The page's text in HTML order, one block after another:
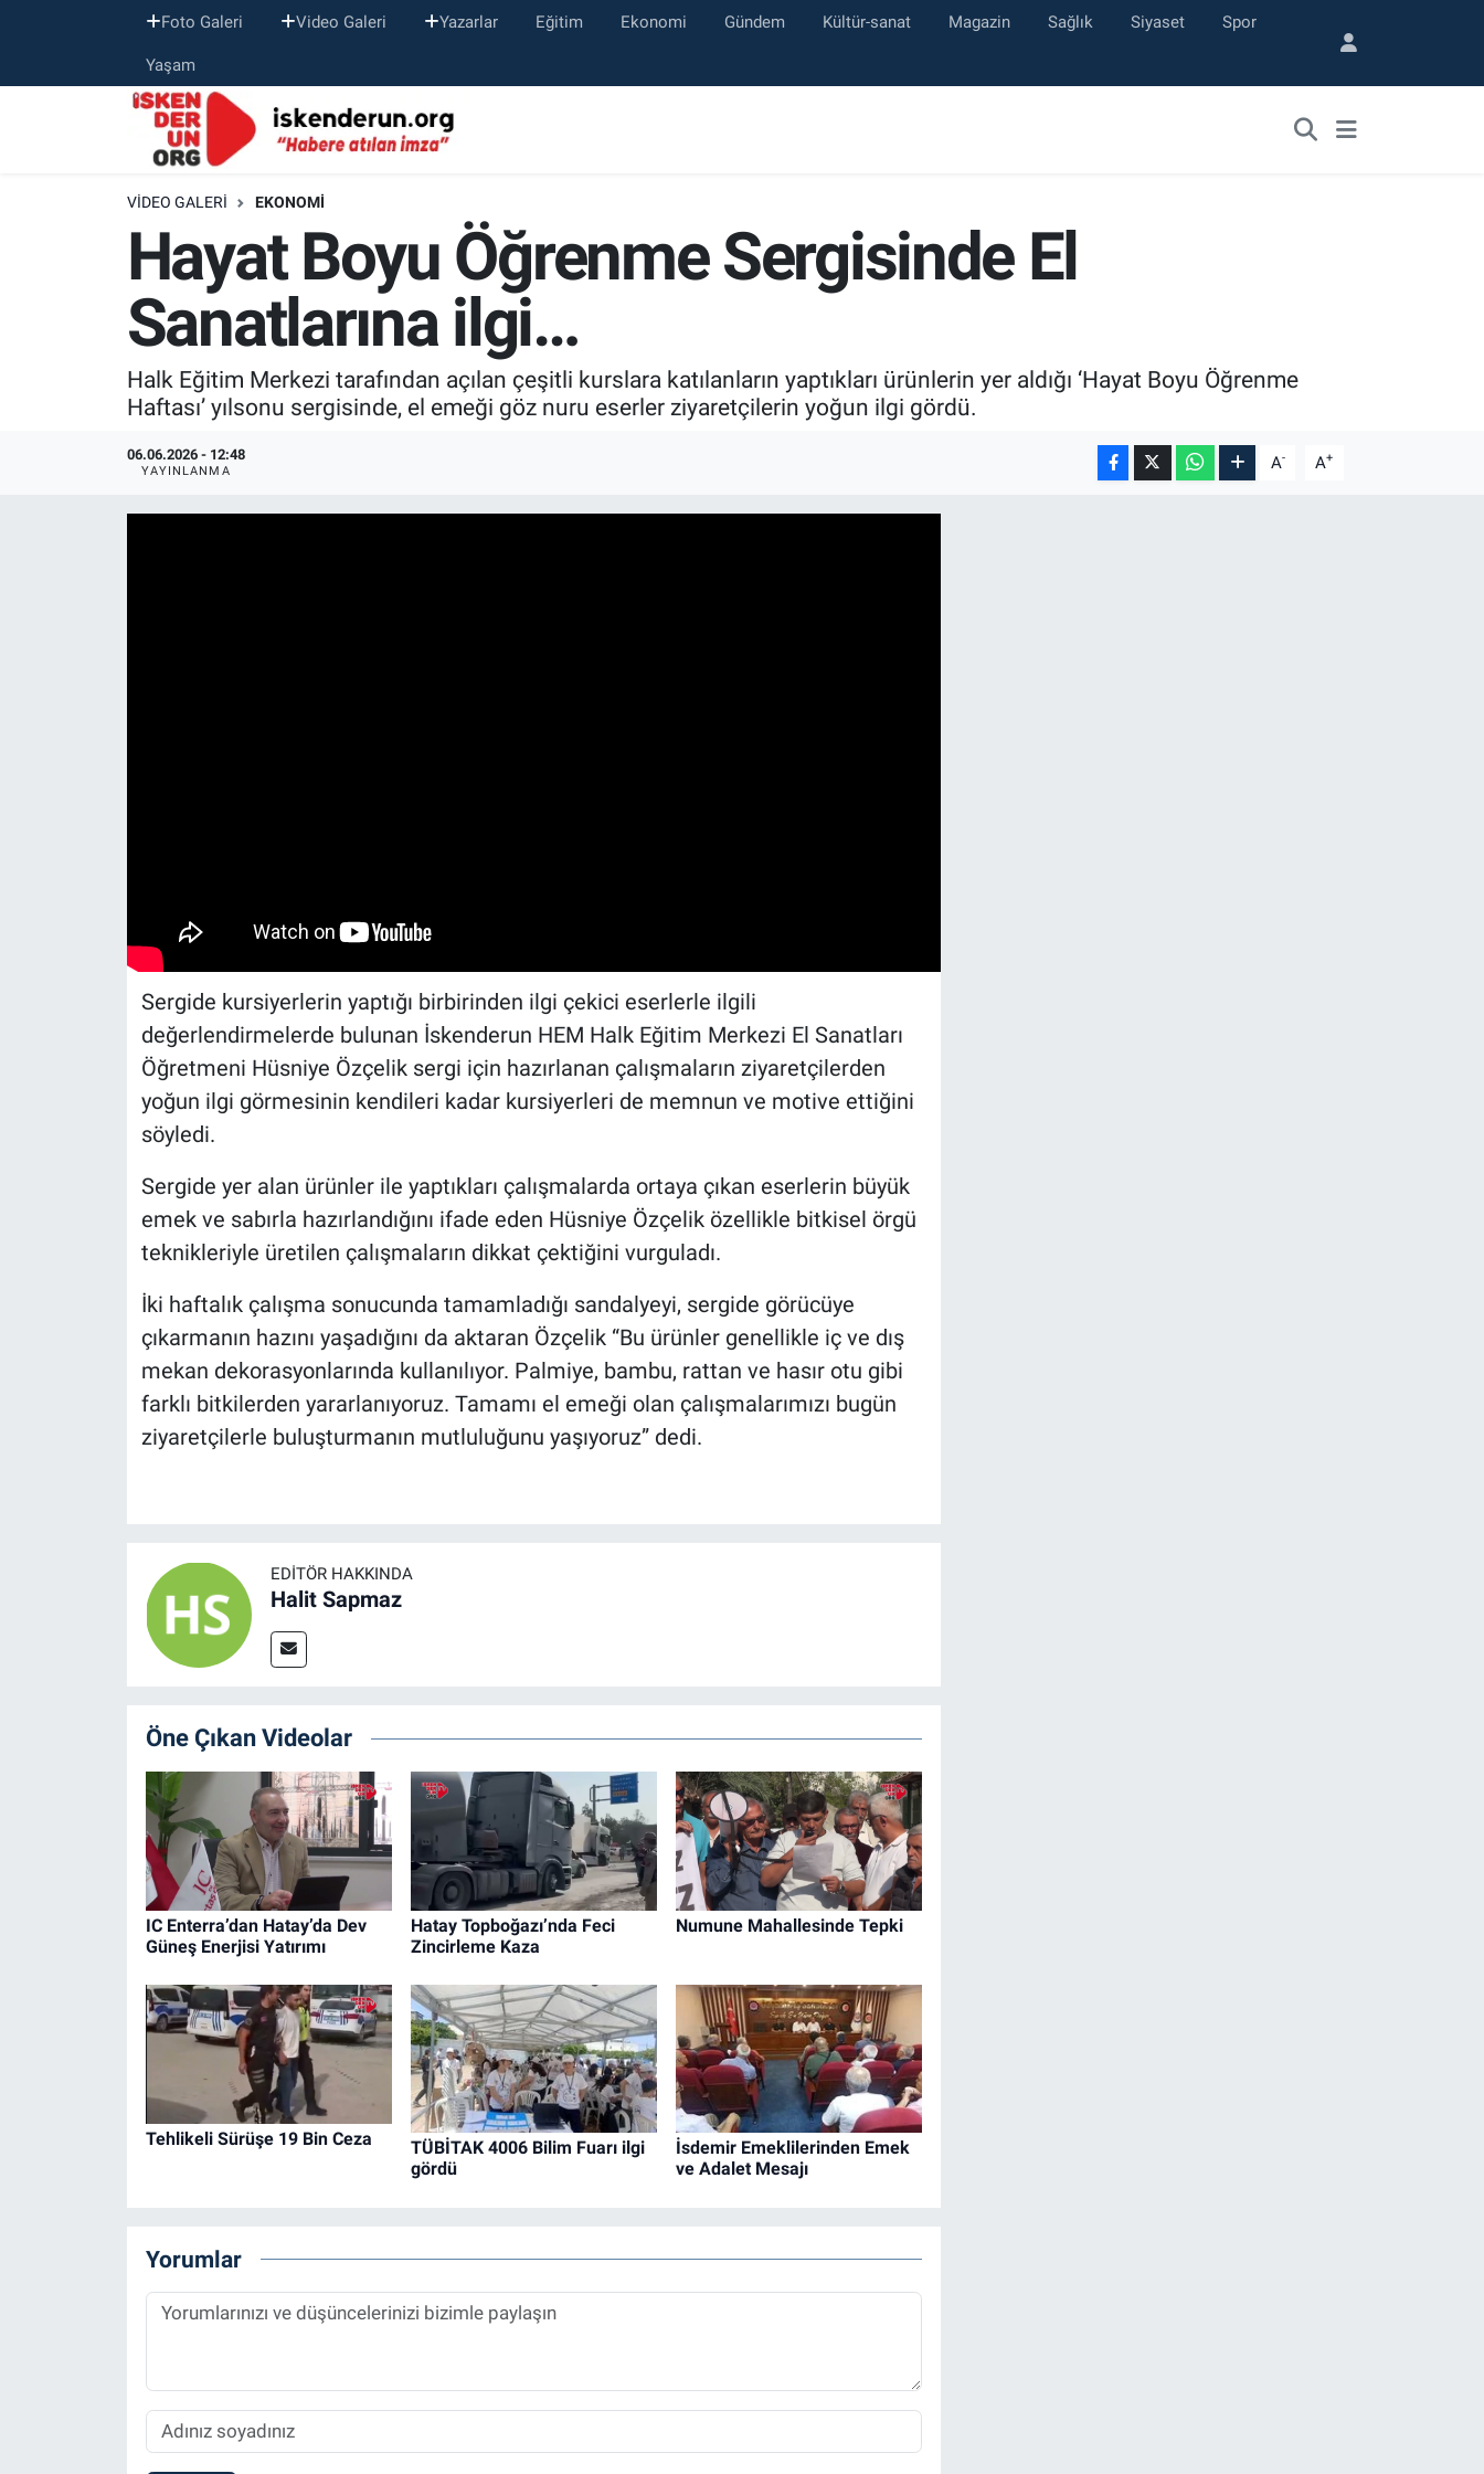
Foto Galeri Video Galeri Yazarlar Eğitim Ekonomi Gündem Kültür-sanat Magazin Sağlık Siyaset Spor
Yaşam
VIDEO GALERI EKONOMI
Hayat Boyu Öğrenme Sergisinde El
Sanatlarına ilgi…
Halk Eğitim Merkezi tarafından açılan çeşitli kurslara katılanların yaptıkları ürünlerin yer aldığı ‘Hayat Boyu Öğrenme
Haftası’ yılsonu sergisinde, el emeği göz nuru eserler ziyaretçilerin yoğun ilgi gördü.
06.06.2026 - 12:48
YAYINLANMA A- A+
Sergide kursiyerlerin yaptığı birbirinden ilgi çekici eserlerle ilgili
değerlendirmelerde bulunan İskenderun HEM Halk Eğitim Merkezi El Sanatları
Öğretmeni Hüsniye Özçelik sergi için hazırlanan çalışmaların ziyaretçilerden
yoğun ilgi görmesinin kendileri kadar kursiyerleri de memnun ve motive ettiğini
söyledi.
Sergide yer alan ürünler ile yaptıkları çalışmalarda ortaya çıkan eserlerin büyük
emek ve sabırla hazırlandığını ifade eden Hüsniye Özçelik özellikle bitkisel örgü
teknikleriyle üretilen çalışmaların dikkat çektiğini vurguladı.
İki haftalık çalışma sonucunda tamamladığı sandalyeyi, sergide görücüye
çıkarmanın hazını yaşadığını da aktaran Özçelik “Bu ürünler genellikle iç ve dış
mekan dekorasyonlarında kullanılıyor. Palmiye, bambu, rattan ve hasır otu gibi
farklı bitkilerden yararlanıyoruz. Tamamı el emeği olan çalışmalarımızı bugün
ziyaretçilerle buluşturmanın mutluluğunu yaşıyoruz” dedi.
EDITÖR HAKKINDA
Halit Sapmaz
Öne Çıkan Videolar
IC Enterra’dan Hatay’da Dev
Güneş Enerjisi Yatırımı
Hatay Topboğazı’nda Feci
Zincirleme Kaza
Numune Mahallesinde Tepki
Tehlikeli Sürüşe 19 Bin Ceza
TÜBİTAK 4006 Bilim Fuarı ilgi
gördü
İsdemir Emeklilerinden Emek
ve Adalet Mesajı
Yorumlar